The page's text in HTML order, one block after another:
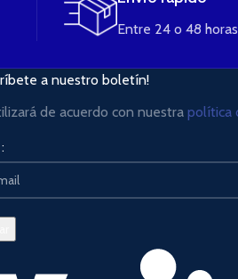
Entre 24 o 48
a nuestro boletín!
de acuerdo con nuestra política